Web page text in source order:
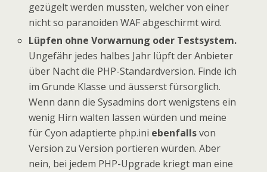
gezügelt werden mussten, welcher von einer
nicht so paranoiden WAF abgeschirmt wird.
Lüpfen ohne Vorwarnung oder Testsystem.
Ungefähr jedes halbes Jahr lüpft der Anbieter
über Nacht die PHP-Standardversion. Finde ich
im Grunde Klasse und äusserst fürsorglich.
Wenn dann die Sysadmins dort wenigstens ein
wenig Hirn walten lassen würden und meine
für Cyon adaptierte php.ini ebenfallsvon
Version zu Version portieren würden. Aber
nein, bei jedem PHP-Upgrade kriegt man eine